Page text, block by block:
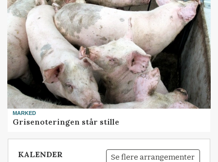
MARKED
Grisenoteringen står stille
KALENDER Se flere arrangementer